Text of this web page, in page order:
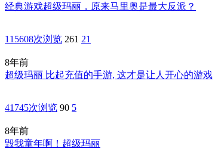
经典游戏超级玛丽，原来马里奥是最大反派？
115608次浏览 261 21
8年前
超级玛丽 比起充值的手游, 这才是让人开心的游戏
41745次浏览 90 5
8年前
毁我童年啊！超级玛丽